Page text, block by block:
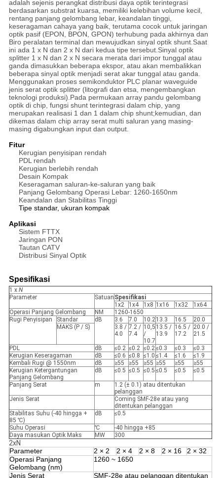
adalah sejenis perangkat distribusi daya optik terintegrasi
berdasarkan substrat kuarsa, memiliki kelebihan volume kecil,
rentang panjang gelombang lebar, keandalan tinggi,
keseragaman cahaya yang baik, terutama cocok untuk jaringan
optik pasif (EPON, BPON, GPON) terhubung pada akhirnya dan
Biro peralatan terminal dan mewujudkan sinyal optik shunt.Saat
ini ada 1 x N dan 2 x N dari kedua tipe tersebut.Sinyal optik
splitter 1 x N dan 2 x N secara merata dari impor tunggal atau
ganda dimasukkan beberapa ekspor, atau akan membalikkan
beberapa sinyal optik menjadi serat akar tunggal atau ganda.
Menggunakan proses semikonduktor PLC planar waveguide
jenis serat optik splitter (litografi dan etsa, mengembangkan
teknologi produksi).Pada permukaan array pandu gelombang
optik di chip, fungsi shunt terintegrasi dalam chip, yang
merupakan realisasi 1 dan 1 dalam chip shunt;kemudian, dan
dikemas dalam chip array serat multi saluran yang masing-
masing digabungkan input dan output.
Fitur
Kerugian penyisipan rendah
PDL rendah
Kerugian berlebih rendah
Desain Kompak
Keseragaman saluran-ke-saluran yang baik
Panjang Gelombang Operasi Lebar: 1260-1650nm
Keandalan dan Stabilitas Tinggi
Tipe standar, ukuran kompak
Aplikasi
Sistem FTTX
Jaringan PON
Tautan CATV
Distribusi Sinyal Optik
Spesifikasi
1 xN
Parameter
Satuan Spesifikasi
1x2
1x4 1x8 1x16 1x32
1x64
Operasi Panjang Gelombang
NM
1260-1650
Rugi Penyisipan
Standar dB 3.6 7.0 10.213.3 16.5
20.0
MAKS (P / S)
3.8 /
4.0
7.2 /
7.4
10,5
/
10.7
13.5 /
13.9
16.5 /
17.2
20.0 /
21.5
PDL dB ≤0.2 ≤0.2 ≤0.2≤0.3 ≤0.3
≤0.3
Kerugian Keseragaman
dB ≤0.6 ≤0.8 ≤1.0 ≤1.4 ≤1.6
≤1.9
Kembali Rugi @ 1550nm
dB ≥55 ≥55 ≥55 ≥55 ≥55
≥55
Kerugian Ketergantungan
Panjang Gelombang
dB ≤0.5 ≤0.5 ≤0.5 ≤0.5 ≤0.5 ≤0.5
Panjang Serat m
1.2 (± 0.1) atau ditentukan
pelanggan
Jenis Serat
Corning SMF-28e atau yang
ditentukan pelanggan
Stabilitas Suhu (-40 hingga +
85 ℃)
dB ≤0.5
Suhu Operasi ℃
-40 hingga +85
Daya masukan Optik Maks
MW 300
2xN
Parameter
2 × 2 2 × 4 2 × 8 2 × 16
2 × 32
Operasi Panjang
Gelombang (nm)
1260 ~ 1650
Jenis Serat SMF-28e atau pelanggan ditentukan